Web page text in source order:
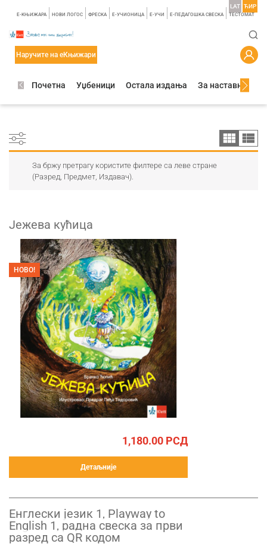
E-КЊИЖАРА НОВИ ЛОГОС ФРЕСКА E-УЧИОНИЦА E-УЧИ Е-ПЕДАГОШКА СВЕСКА TЕСТОМАТ
LAT ЋИР
Наручите на еКњижари
Почетна Уџбеници Остала издања За наставнике
За бржу претрагу користите филтере са леве стране
(Разред, Предмет, Издавач).
НОВО!
Јежева кућица
1,180.00 РСД
Детаљније
Енглески језик 1, Playway to
English 1, радна свеска за први
разред са QR кодом